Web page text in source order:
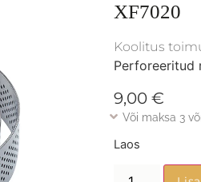
XF7020
Koolitus
Perforeeritud
9,00 €
Või maksa 3
Laos